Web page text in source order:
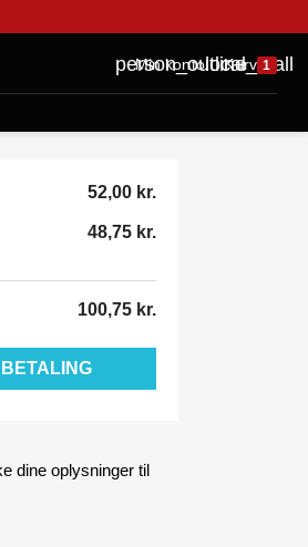
person_outline
Min kontolocal_mall
Kurv 1
52,00 kr.
48,75 kr.
100,75 kr.
dine oplysninger til